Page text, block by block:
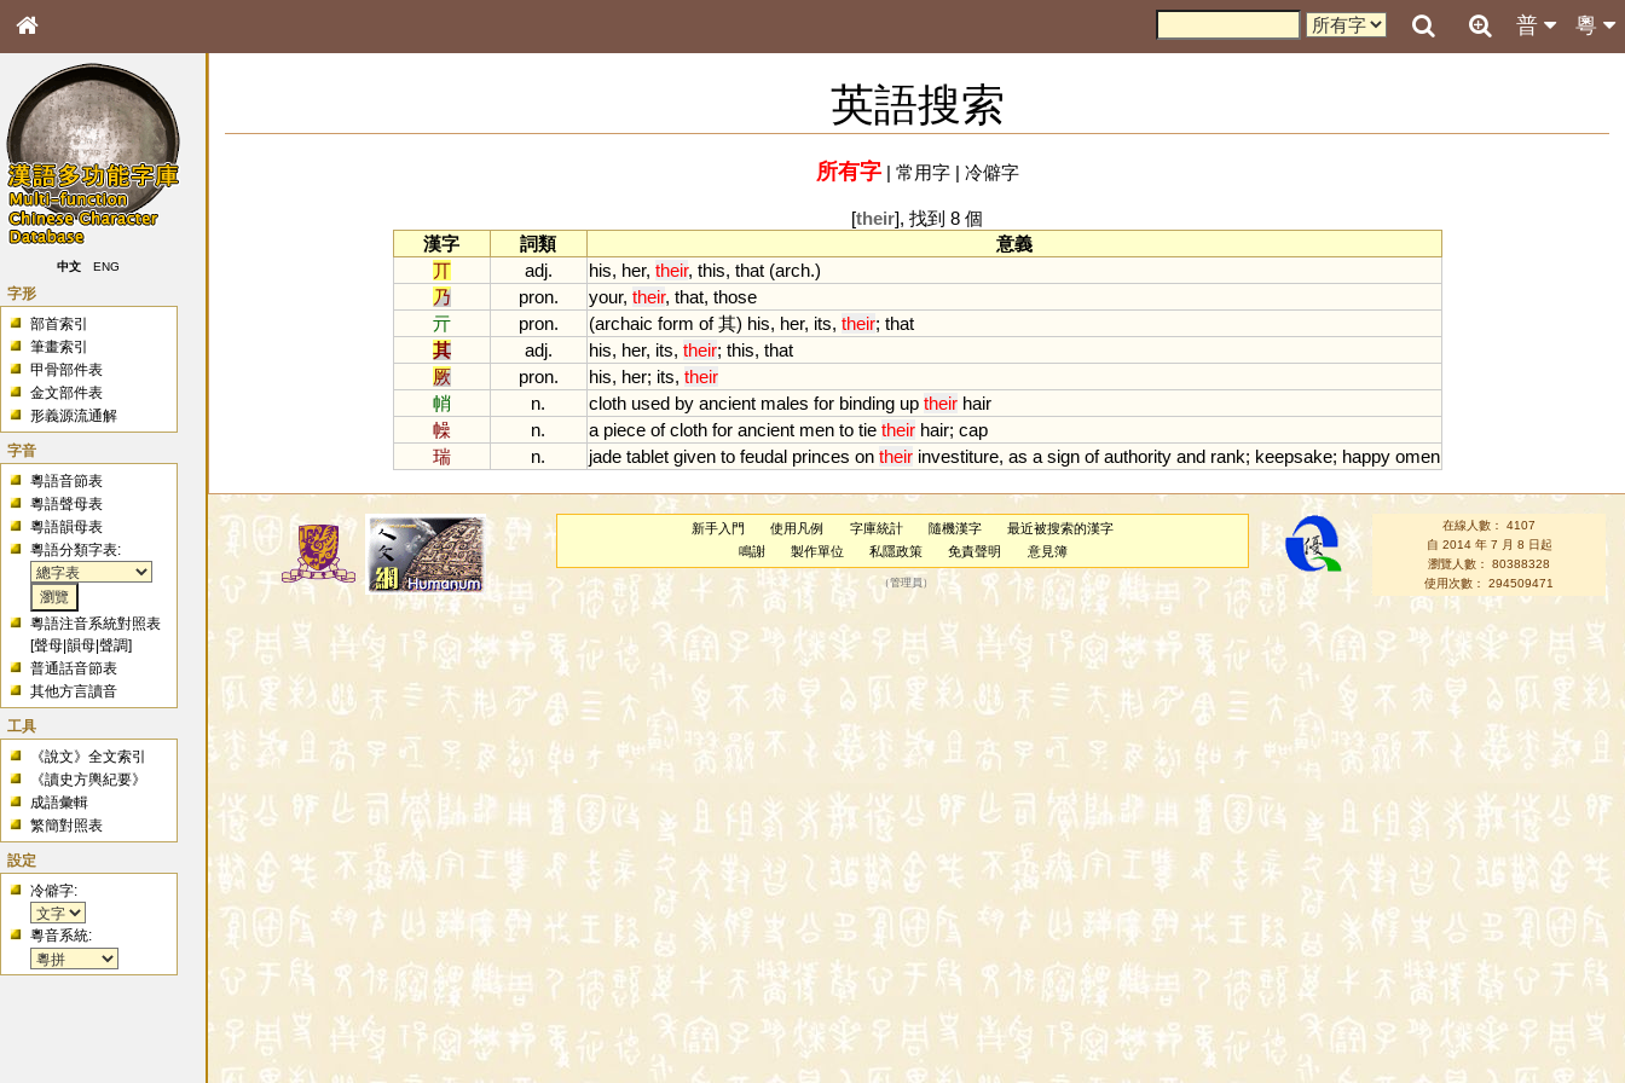
粵
普
中文 ENG
字形
部首索引
筆畫索引
甲骨部件表
金文部件表
形義源流通解
字音
粵語音節表
粵語聲母表
粵語韻母表
粵語分類字表:
粵語注音系統對照表
[聲母 |韻母 |聲調]
普通話音節表
其他方言讀音
工具
《說文》全文索引
《讀史方輿紀要》
成語彙輯
繁簡對照表
設定
冷僻字:
粵音系統:
英語搜索
所有字| 常用字| 冷僻字
[their], 找到 8 個
漢字
詞類
意義
丌
adj. his, her, their, this, that(arch.)
乃
pron. your, their, that, those
亓
pron. (archaic form of其) his, her, its, their; that
其
adj. his, her, its, their; this, that
厥
pron. his, her; its, their
帩
n. cloth used by ancient males for binding up their hair
幧
n. a piece of cloth for ancient men to tie their hair; cap
瑞
n. jade tablet given to feudal princes on their investiture, as a sign of authority and rank; keepsake; happy omen
新手入門 使用凡例 字庫統計 隨機漢字
最近被搜索的漢字
鳴謝
製作單位 私隱政策 免責聲明 意見簿
（管理員）
在線人數： 4107
自 2014 年 7 月 8 日起
瀏覽人數： 80388328
使用次數： 294509471